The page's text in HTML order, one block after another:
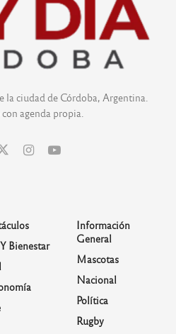
la ciudad de Córdoba, Argentina.
agenda propia.
Bienestar
Información
General
Mascotas
Nacional
Política
Rugby